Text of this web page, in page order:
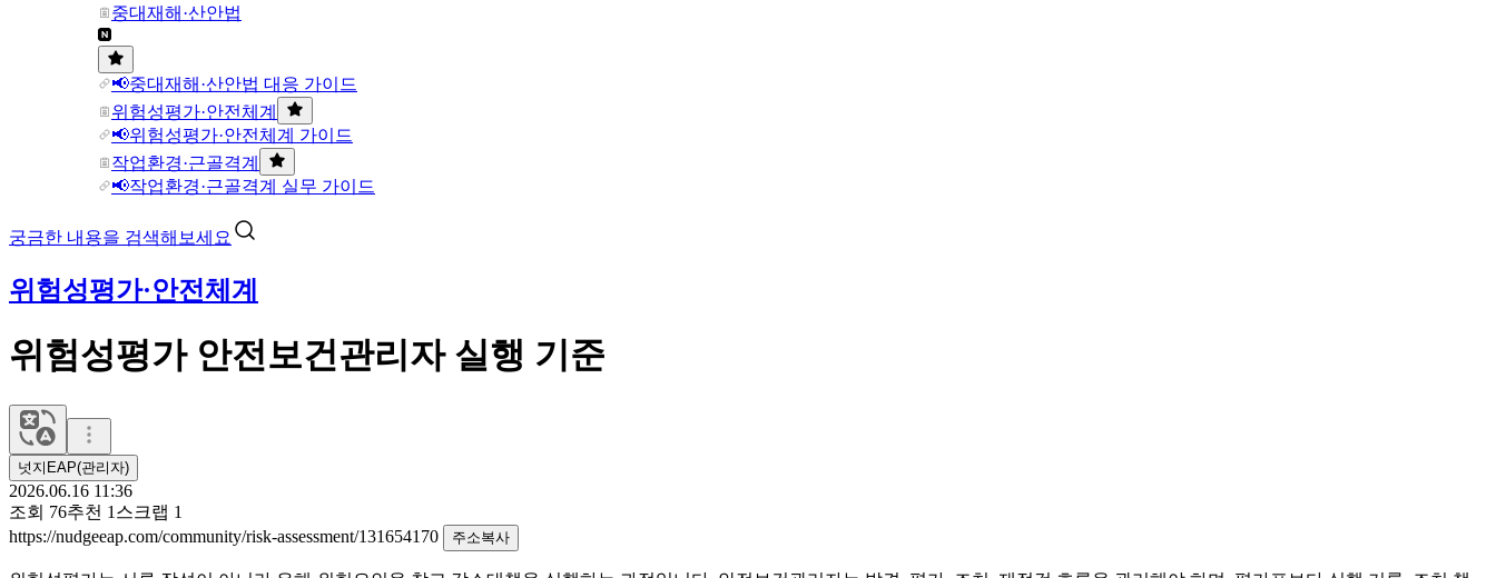
중대재해·산안법
📢중대재해·산안법 대응 가이드
위험성평가·안전체계
📢위험성평가·안전체계 가이드
작업환경·근골격계
📢작업환경·근골격계 실무 가이드
궁금한 내용을 검색해보세요
위험성평가·안전체계
위험성평가 안전보건관리자 실행 기준
넛지EAP(관리자)
2026.06.16 11:36
조회 76추천 1 스크랩 1
https://nudgeeap.com/community/risk-assessment/131654170
주소복사